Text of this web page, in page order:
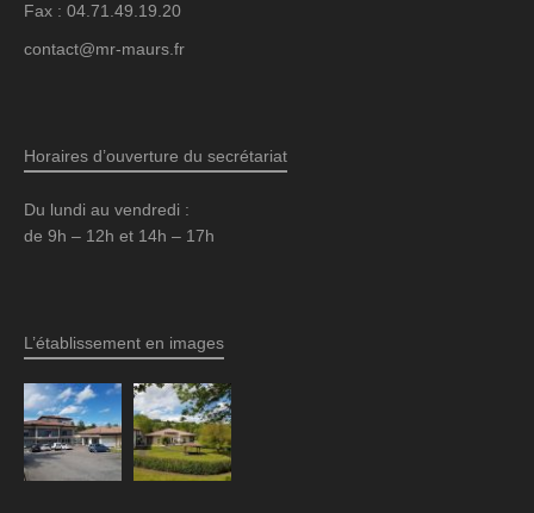
Fax : 04.71.49.19.20
contact@mr-maurs.fr
Horaires d’ouverture du secrétariat
Du lundi au vendredi :
de 9h – 12h et 14h – 17h
L’établissement en images